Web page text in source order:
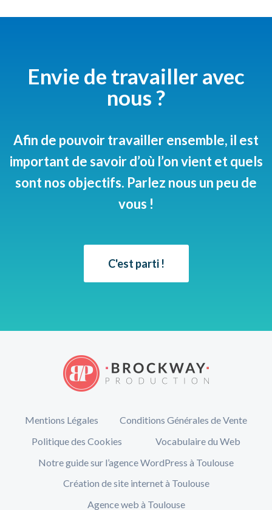
Envie de travailler avec
nous ?
Afin de pouvoir travailler ensemble, il est
important de savoir d’où l’on vient et quels
sont nos objectifs. Parlez nous un peu de
vous !
C'est parti !
Mentions Légales
Conditions Générales de Vente
Politique des Cookies
Vocabulaire du Web
Notre guide sur l’agence WordPress à Toulouse
Création de site internet à Toulouse
Agence web à Toulouse